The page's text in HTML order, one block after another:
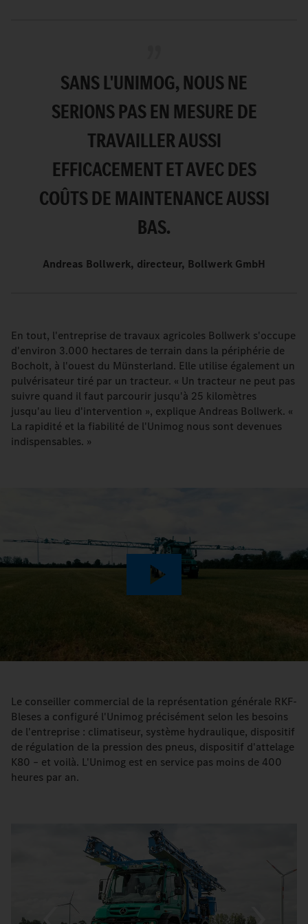
SANS L'UNIMOG, NOUS NE
SERIONS PAS EN MESURE DE
TRAVAILLER AUSSI
EFFICACEMENT ET AVEC DES
COÛTS DE MAINTENANCE AUSSI
BAS.
Andreas Bollwerk, directeur, Bollwerk GmbH
En tout, l'entreprise de travaux agricoles Bollwerk s'occupe
d'environ 3.000 hectares de terrain dans la périphérie de
Bocholt, à l'ouest du Münsterland. Elle utilise également un
pulvérisateur tiré par un tracteur. « Un tracteur ne peut pas
suivre quand il faut parcourir jusqu'à 25 kilomètres
jusqu'au lieu d'intervention », explique Andreas Bollwerk. «
La rapidité et la fiabilité de l'Unimog nous sont devenues
indispensables. »
Play
Le conseiller commercial de la représentation générale RKF-
Bleses a configuré l'Unimog précisément selon les besoins
de l'entreprise : climatiseur, système hydraulique, dispositif
de régulation de la pression des pneus, dispositif d'attelage
K80 – et voilà. L'Unimog est en service pas moins de 400
heures par an.